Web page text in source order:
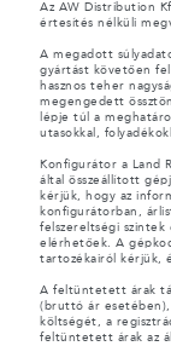
Az AW Distribution
értesítés nélküli
A megadott
gyártást követően
hasznos teher
megengedett
lépje túl a
utasokkal,
Konfigurátor a Land
által összeállított
kérjük, hogy az
konfigurátorban,
felszereltségi szintek
elérhetőek. A
tartozékairól kérjük,
A feltüntetett árak
(bruttó ár esetében),
költségét, a
feltüntetett árak az